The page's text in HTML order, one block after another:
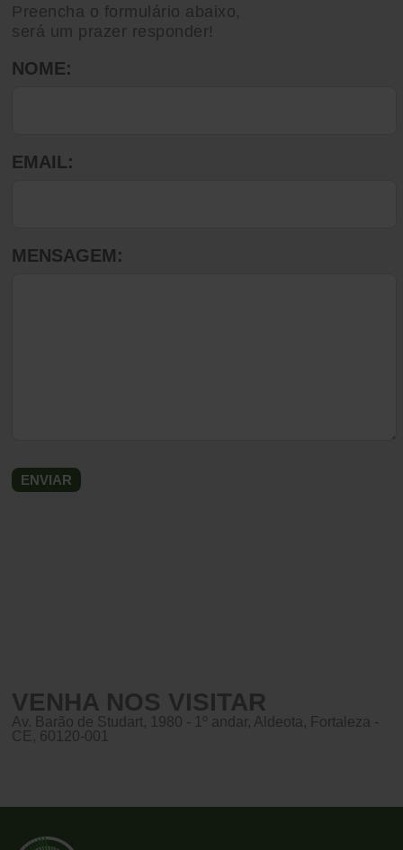
Preencha o formulário abaixo,
será um prazer responder!
NOME:
EMAIL:
MENSAGEM:
VENHA NOS VISITAR
Av. Barão de Studart, 1980 - 1º andar, Aldeota, Fortaleza -
CE, 60120-001